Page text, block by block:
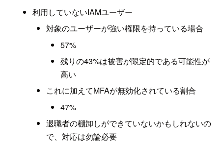
利用していないIAMユーザー
対象のユーザーが強い権限を持っている場合
57%
残りの43%は被害が限定的である可能性が
高い
これに加えてMFAが無効化されている割合
47%
退職者の棚卸しができていないかもしれないの
で、対応は勿論必要